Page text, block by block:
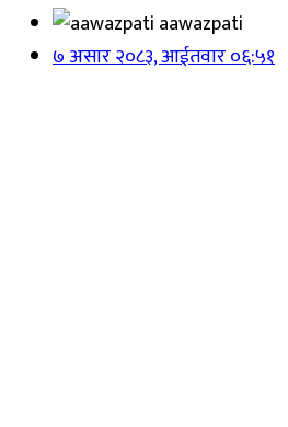
aawazpati
७ असार २०८३, आईतवार ०६:५१